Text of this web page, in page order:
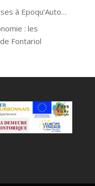
à Epoqu’Auto…
: les
Fontariol